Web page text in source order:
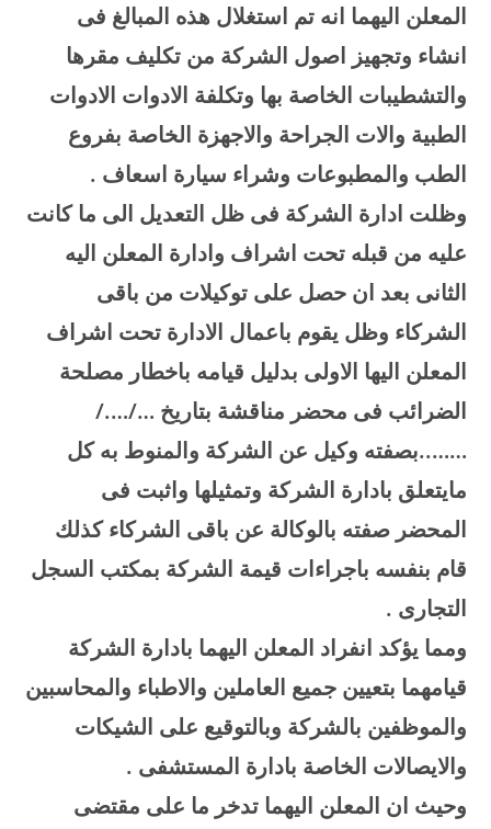
المعلن اليهما انه تم استغلال هذه المبالغ فى
انشاء وتجهيز اصول الشركة من تكليف مقرها
والتشطيبات الخاصة بها وتكلفة الادوات الادوات
الطبية والات الجراحة والاجهزة الخاصة بفروع
الطب والمطبوعات وشراء سيارة اسعاف .
وظلت ادارة الشركة فى ظل التعديل الى ما كانت
عليه من قبله تحت اشراف وادارة المعلن اليه
الثانى بعد ان حصل على توكيلات من باقى
الشركاء وظل يقوم باعمال الادارة تحت اشراف
المعلن اليها الاولى بدليل قيامه باخطار مصلحة
الضرائب فى محضر مناقشة بتاريخ …/…./
……..بصفته وكيل عن الشركة والمنوط به كل
مايتعلق بادارة الشركة وتمثيلها واثبت فى
المحضر صفته بالوكالة عن باقى الشركاء كذلك
قام بنفسه باجراءات قيمة الشركة بمكتب السجل
التجارى .
ومما يؤكد انفراد المعلن اليهما بادارة الشركة
قيامهما بتعيين جميع العاملين والاطباء والمحاسبين
والموظفين بالشركة وبالتوقيع على الشيكات
والايصالات الخاصة بادارة المستشفى .
وحيث ان المعلن اليهما تدخر ما على مقتضى